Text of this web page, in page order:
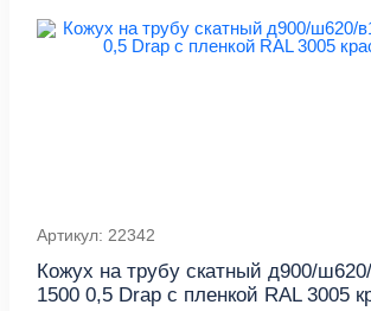
Артикул: 22342
Кожух на трубу скатный д900/
1500 0,5 Drap с пленкой RAL 3005